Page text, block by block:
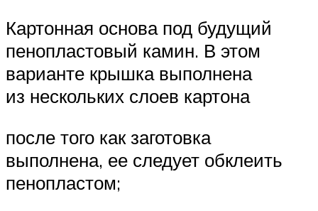
Картонная основа под будущий
пенопластовый камин. В этом
варианте крышка выполнена
из нескольких слоев картона
после того как заготовка
выполнена, ее следует обклеить
пенопластом;